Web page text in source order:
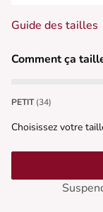
Guide des tailles
Comment ça
PETIT (34)
Choisissez votre